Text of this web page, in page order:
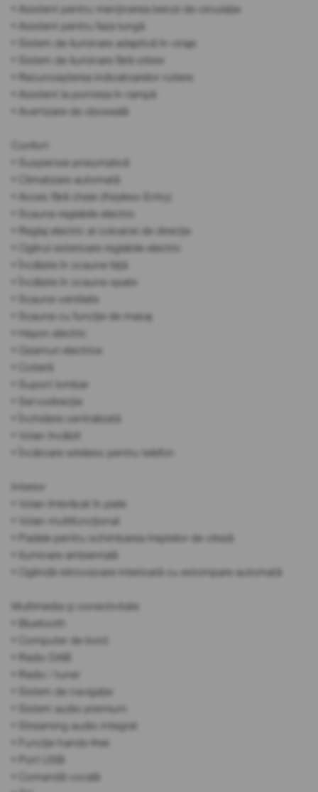
• Asistent pentru menținerea benzii de circulație
• Asistent pentru faza lungă
• Sistem de iluminare adaptivă în viraje
• Sistem de iluminare fără orbire
• Recunoașterea indicatoarelor rutiere
• Asistent la pornirea în rampă
• Avertizare de oboseală
Confort
• Suspensie pneumatică
• Climatizare automată
• Acces fără cheie (Keyless Entry)
• Scaune reglabile electric
• Reglaj electric al coloanei de direcție
• Oglinzi exterioare reglabile electric
• Încălzire în scaune față
• Încălzire în scaune spate
• Scaune ventilate
• Scaune cu funcție de masaj
• Hayon electric
• Geamuri electrice
• Cotieră
• Suport lombar
• Servodirecție
• Închidere centralizată
• Volan încălzit
• Încărcare wireless pentru telefon
Interior
• Volan îmbrăcat în piele
• Volan multifuncțional
• Padele pentru schimbarea treptelor de viteză
• Iluminare ambientală
• Oglindă retrovizoare interioară cu estompare automată
Multimedia și conectivitate
• Bluetooth
• Computer de bord
• Radio DAB
• Radio / tuner
• Sistem de navigație
• Sistem audio premium
• Streaming audio integrat
• Funcție hands-free
• Port USB
• Comandă vocală